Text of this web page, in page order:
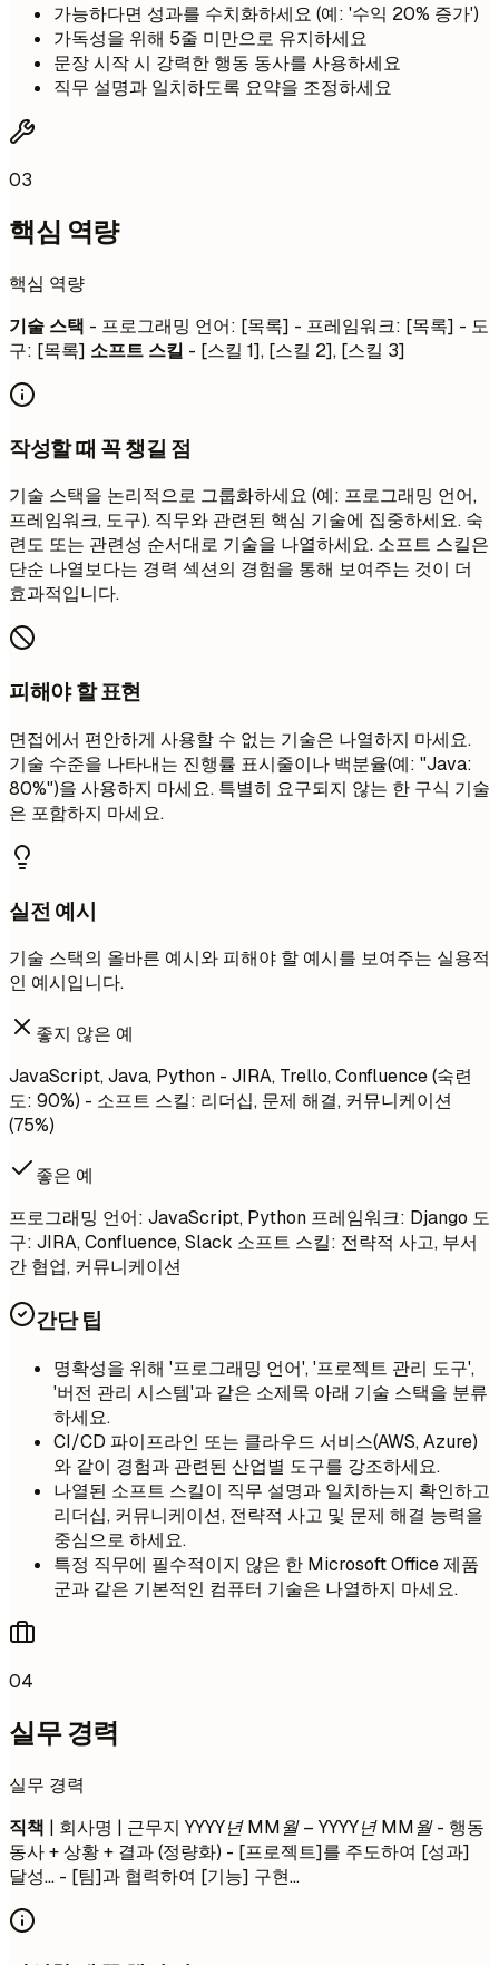
가능하다면 성과를 수치화하세요 (예: '수익 20% 증가')
가독성을 위해 5줄 미만으로 유지하세요
문장 시작 시 강력한 행동 동사를 사용하세요
직무 설명과 일치하도록 요약을 조정하세요
03
핵심 역량
핵심 역량
기술 스택 - 프로그래밍 언어: [목록] - 프레임워크: [목록] - 도
구: [목록] 소프트 스킬 - [스킬 1], [스킬 2], [스킬 3]
작성할 때 꼭 챙길 점
기술 스택을 논리적으로 그룹화하세요 (예: 프로그래밍 언어,
프레임워크, 도구). 직무와 관련된 핵심 기술에 집중하세요. 숙
련도 또는 관련성 순서대로 기술을 나열하세요. 소프트 스킬은
단순 나열보다는 경력 섹션의 경험을 통해 보여주는 것이 더
효과적입니다.
피해야 할 표현
면접에서 편안하게 사용할 수 없는 기술은 나열하지 마세요.
기술 수준을 나타내는 진행률 표시줄이나 백분율(예: "Java:
80%")을 사용하지 마세요. 특별히 요구되지 않는 한 구식 기술
은 포함하지 마세요.
실전 예시
기술 스택의 올바른 예시와 피해야 할 예시를 보여주는 실용적
인 예시입니다.
좋지 않은 예
JavaScript, Java, Python - JIRA, Trello, Confluence (숙련
도: 90%) - 소프트 스킬: 리더십, 문제 해결, 커뮤니케이션
(75%)
좋은 예
프로그래밍 언어: JavaScript, Python 프레임워크: Django 도
구: JIRA, Confluence, Slack 소프트 스킬: 전략적 사고, 부서
간 협업, 커뮤니케이션
간단 팁
명확성을 위해 '프로그래밍 언어', '프로젝트 관리 도구',
'버전 관리 시스템'과 같은 소제목 아래 기술 스택을 분류
하세요.
CI/CD 파이프라인 또는 클라우드 서비스(AWS, Azure)
와 같이 경험과 관련된 산업별 도구를 강조하세요.
나열된 소프트 스킬이 직무 설명과 일치하는지 확인하고
리더십, 커뮤니케이션, 전략적 사고 및 문제 해결 능력을
중심으로 하세요.
특정 직무에 필수적이지 않은 한 Microsoft Office 제품
군과 같은 기본적인 컴퓨터 기술은 나열하지 마세요.
04
실무 경력
실무 경력
직책 | 회사명 | 근무지 YYYY년 MM월 – YYYY년 MM월- 행동
동사 + 상황 + 결과 (정량화) - [프로젝트]를 주도하여 [성과]
달성... - [팀]과 협력하여 [기능] 구현...